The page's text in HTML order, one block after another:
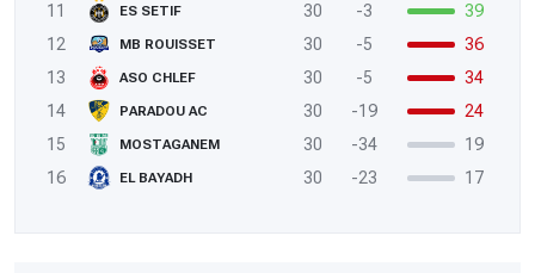
11
ES SETIF 30 -3
39
12
MB ROUISSET 30 -5
36
13
ASO CHLEF 30 -5
34
14
PARADOU AC 30 -19
24
15
MOSTAGANEM 30 -34
19
16
EL BAYADH 30 -23 17